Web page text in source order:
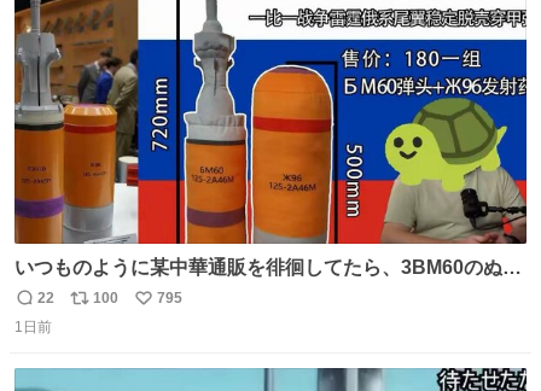
数
いつものように某中華通販を徘徊してたら、3BM60のぬい
ぐるみを発見してしまった…。
返
信
22
リ
100
い
795
1日前